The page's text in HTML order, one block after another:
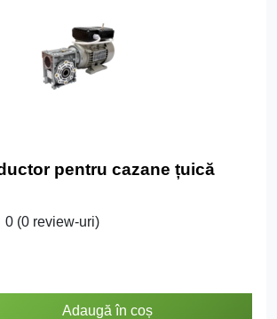
pentru cazane țuică
0 (0 review-uri)
Adaugă în coș